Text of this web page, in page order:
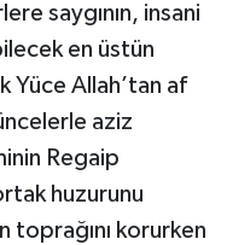
saygının, insani
en üstün
Yüce Allah’tan af
aziz
Regaip
huzurunu
toprağını korurken